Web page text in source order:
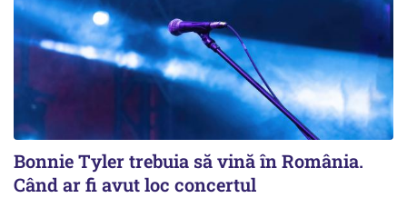
Bonnie Tyler trebuia să vină în România.
Când ar fi avut loc concertul